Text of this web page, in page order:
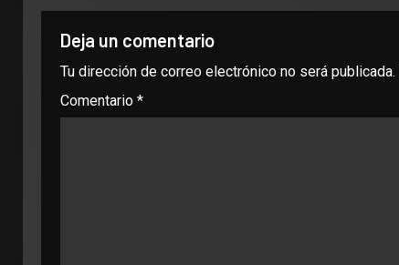
Deja un comentario
Tu dirección de correo electrónico no será publicada.
Comentario *